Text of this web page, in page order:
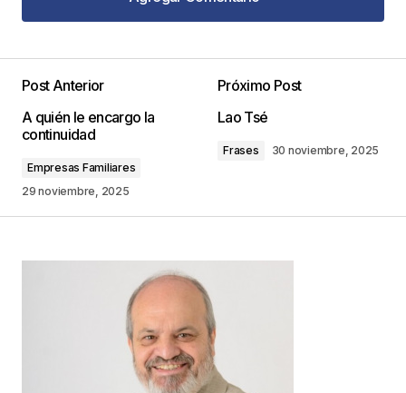
Agregar Comentario
publicada. Los campos obligatorios están
marcados con
Comentario*
*
Post Anterior
A quién le encargo la
continuidad
Empresas Familiares
29 noviembre, 2025
Próximo Post
Lao Tsé
Frases 30 noviembre, 2025